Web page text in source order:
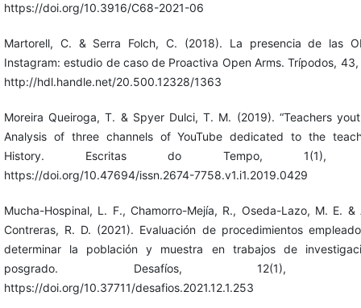
https://doi.org/10.3916/C68-2021-06
Martorell, C. & Serra Folch, C. (2018). La presencia de las
Instagram: estudio de caso de Proactiva Open Arms. Trípodos,
http://hdl.handle.net/20.500.12328/1363
Moreira Queiroga, T. & Spyer Dulci, T. M. (2019). “Teachers
Analysis of three channels of YouTube dedicated to the
History. Escritas do Tempo, 1(1),
https://doi.org/10.47694/issn.2674-7758.v1.i1.2019.0429
Mucha-Hospinal, L. F., Chamorro-Mejía, R., Oseda-Lazo, M. E. &
Contreras, R. D. (2021). Evaluación de procedimientos
determinar la población y muestra en trabajos de
posgrado. Desafíos, 12(1),
https://doi.org/10.37711/desafios.2021.12.1.253